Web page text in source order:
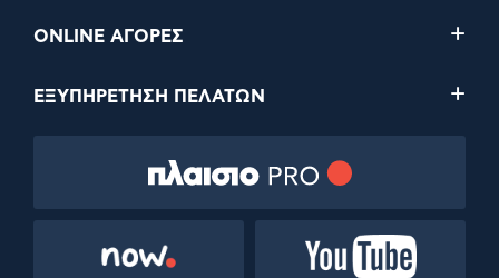
ONLINE ΑΓΟΡΕΣ
ΕΞΥΠΗΡΕΤΗΣΗ ΠΕΛΑΤΩΝ